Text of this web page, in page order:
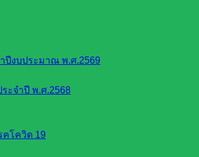
ปีงบประมาณ พ.ศ.2569
ะจำปี พ.ศ.2568
โควิด 19